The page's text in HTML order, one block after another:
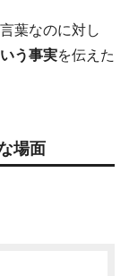
葉なのに対し
う事実を伝えた
場面